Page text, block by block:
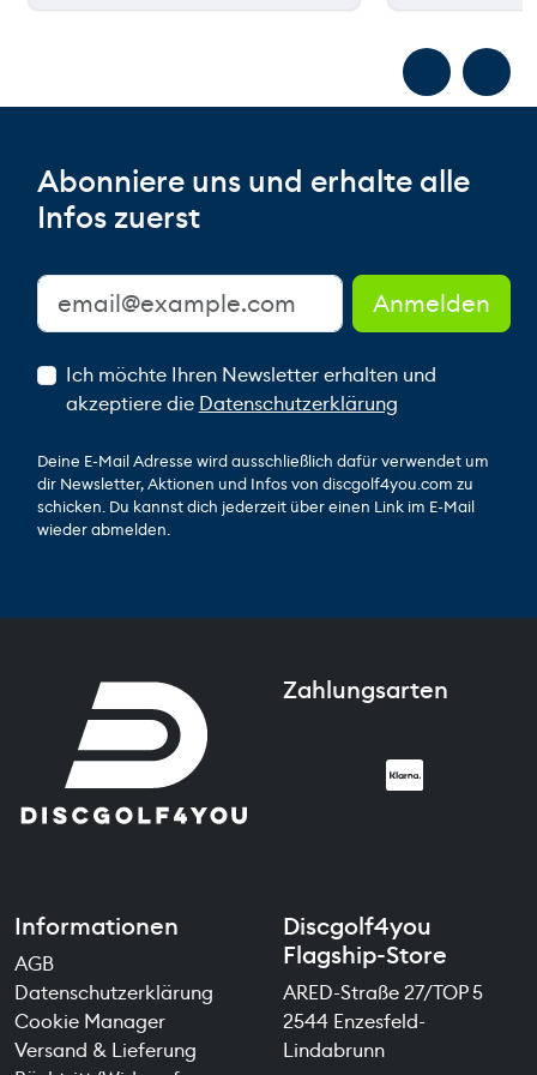
Abonniere uns und erhalte alle
Infos zuerst
Ich möchte Ihren Newsletter erhalten und
akzeptiere die Datenschutzerklärung
Deine E-Mail Adresse wird ausschließlich dafür verwendet um
dir Newsletter, Aktionen und Infos von discgolf4you.com zu
schicken. Du kannst dich jederzeit über einen Link im E-Mail
wieder abmelden.
Zahlungsarten
Informationen
AGB
Datenschutzerklärung
Cookie Manager
Versand & Lieferung
Discgolf4you
Flagship-Store
ARED-Straße 27/TOP 5
2544 Enzesfeld-
Lindabrunn